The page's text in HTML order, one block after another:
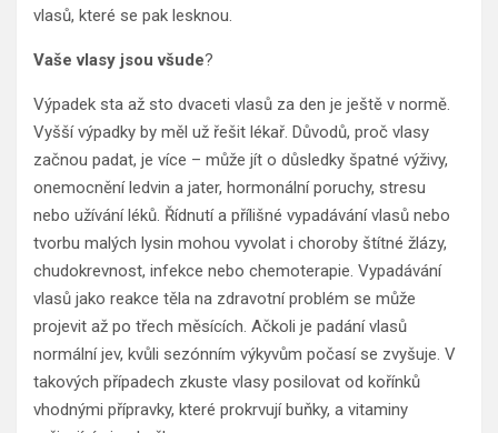
vlasů, které se pak lesknou.
Vaše vlasy jsou všude?
Výpadek sta až sto dvaceti vlasů za den je ještě v normě.
Vyšší výpadky by měl už řešit lékař. Důvodů, proč vlasy
začnou padat, je více – může jít o důsledky špatné výživy,
onemocnění ledvin a jater, hormonální poruchy, stresu
nebo užívání léků. Řídnutí a přílišné vypadávání vlasů nebo
tvorbu malých lysin mohou vyvolat i choroby štítné žlázy,
chudokrevnost, infekce nebo chemoterapie. Vypadávání
vlasů jako reakce těla na zdravotní problém se může
projevit až po třech měsících. Ačkoli je padání vlasů
normální jev, kvůli sezónním výkyvům počasí se zvyšuje. V
takových případech zkuste vlasy posilovat od kořínků
vhodnými přípravky, které prokrvují buňky, a vitaminy